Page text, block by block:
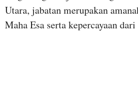
Utara, jabatan merupakan
Maha Esa serta kepercayaan